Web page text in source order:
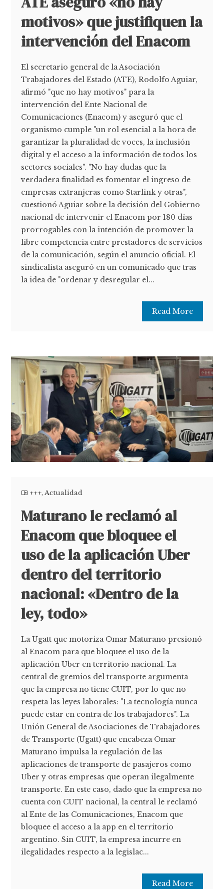
motivos» que justifiquen la
intervención del Enacom
El secretario general de la Asociación
Trabajadores del Estado (ATE), Rodolfo Aguiar,
afirmó "que no hay motivos" para la
intervención del Ente Nacional de
Comunicaciones (Enacom) y aseguró que el
organismo cumple "un rol esencial a la hora de
garantizar la pluralidad de voces, la inclusión
digital y el acceso a la información de todos los
sectores sociales". "No hay dudas que la
verdadera finalidad es fomentar el ingreso de
empresas extranjeras como Starlink y otras",
cuestionó Aguiar sobre la decisión del Gobierno
nacional de intervenir el Enacom por 180 días
prorrogables con la intención de promover la
libre competencia entre prestadores de servicios
de la comunicación, según el anuncio oficial. El
sindicalista aseguró en un comunicado que tras
la idea de "ordenar y desregular el...
Read More
+++,Actualidad
Maturano le reclamó al
Enacom que bloquee el
uso de la aplicación Uber
dentro del territorio
nacional: «Dentro de la
ley, todo»
La Ugatt que motoriza Omar Maturano presionó
al Enacom para que bloquee el uso de la
aplicación Uber en territorio nacional. La
central de gremios del transporte argumenta
que la empresa no tiene CUIT, por lo que no
respeta las leyes laborales: "La tecnología nunca
puede estar en contra de los trabajadores". La
Unión General de Asociaciones de Trabajadores
de Transporte (Ugatt) que encabeza Omar
Maturano impulsa la regulación de las
aplicaciones de transporte de pasajeros como
Uber y otras empresas que operan ilegalmente
transporte. En este caso, dado que la empresa no
cuenta con CUIT nacional, la central le reclamó
al Ente de las Comunicaciones, Enacom que
bloquee el acceso a la app en el territorio
argentino. Sin CUIT, la empresa incurre en
ilegalidades respecto a la legislac...
Read More